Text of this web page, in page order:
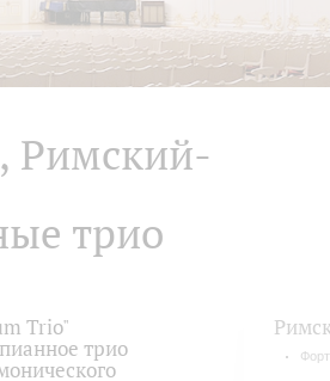
Римский-
трио
Trio"
трио